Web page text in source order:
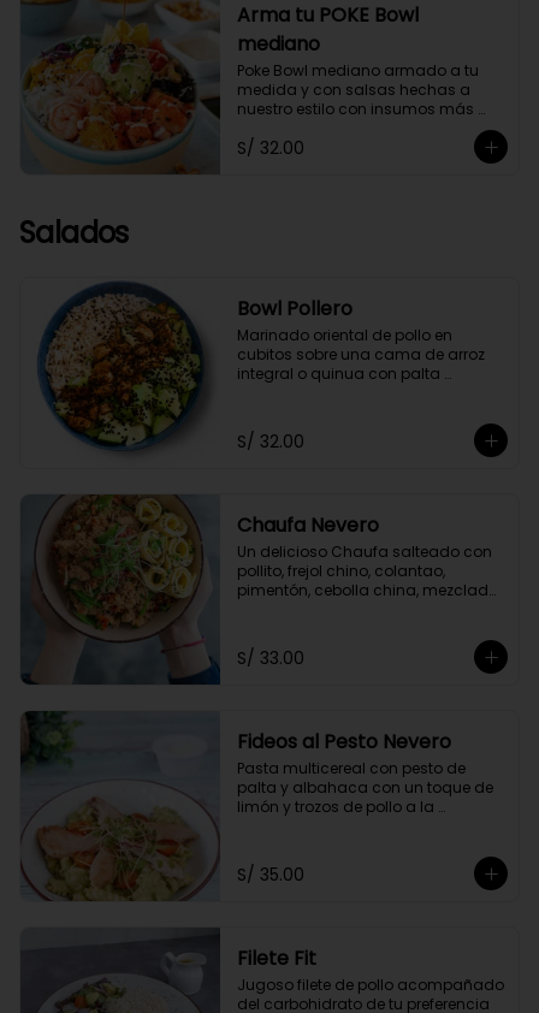
Arma tu POKE Bowl
mediano
Poke Bowl mediano armado a tu
medida y con salsas hechas a
nuestro estilo con insumos más
S/ 32.00
Salados
Bowl Pollero
Marinado oriental de pollo en
cubitos sobre una cama de arroz
integral o quinua con palta
soya.
S/ 32.00
Chaufa Nevero
Un delicioso Chaufa salteado con
pollito, frejol chino, colantao,
pimentón, cebolla china, mezclado
tortilla de huevo
S/ 33.00
Fideos al Pesto Nevero
Pasta multicereal con pesto de
palta y albahaca con un toque de
limón y trozos de pollo a la
parmesano.
S/ 35.00
Filete Fit
Jugoso filete de pollo acompañado
del carbohidrato de tu preferencia